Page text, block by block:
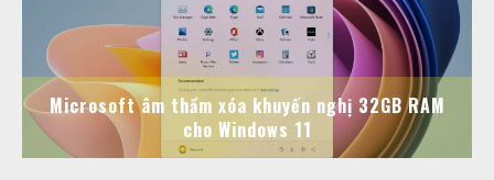
Microsoft âm thầm xóa khuyến nghị 32GB RAM
cho Windows 11